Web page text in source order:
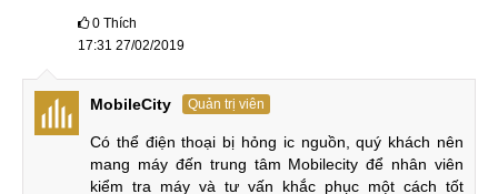
0 Thích
17:31 27/02/2019
MobileCity Quản trị viên
Có thể điện thoại bị hỏng ic nguồn, quý khách nên
mang máy đến trung tâm Mobilecity để nhân viên
kiểm tra máy và tư vấn khắc phục một cách tốt